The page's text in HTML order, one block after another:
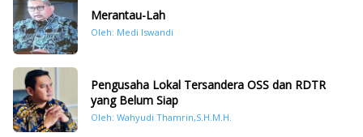
Merantau-Lah
Oleh: Medi Iswandi
Pengusaha Lokal Tersandera OSS dan RDTR
yang Belum Siap
Oleh: Wahyudi Thamrin,S.H.M.H.